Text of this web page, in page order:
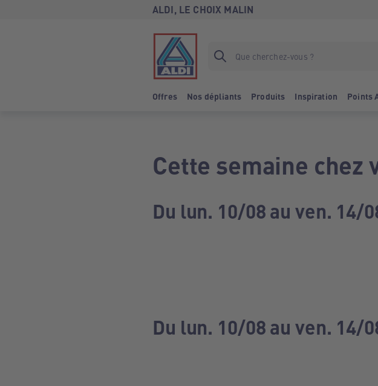
ALDI, LE CHOIX MALIN
Offres Nos dépliants Produits Inspiration Points
Cette semaine chez
Du lun. 10/08 au ven. 14/
Du lun. 10/08 au ven. 14/